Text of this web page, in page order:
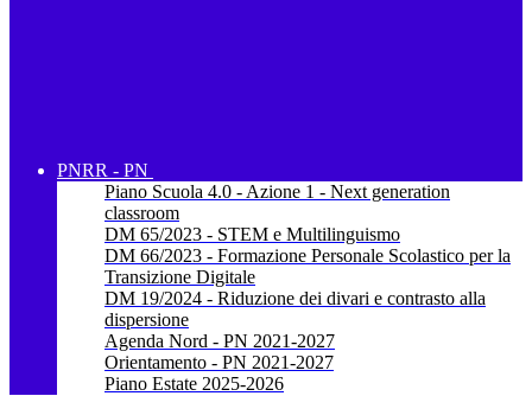
PNRR - PN
Piano Scuola 4.0 - Azione 1 - Next generation
classroom
DM 65/2023 - STEM e Multilinguismo
DM 66/2023 - Formazione Personale Scolastico per la
Transizione Digitale
DM 19/2024 - Riduzione dei divari e contrasto alla
dispersione
Agenda Nord - PN 2021-2027
Orientamento - PN 2021-2027
Piano Estate 2025-2026